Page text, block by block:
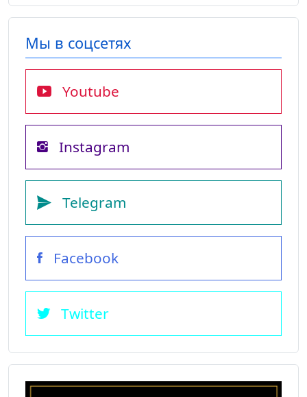
Мы в соцсетях
Youtube
Instagram
Telegram
Facebook
Twitter